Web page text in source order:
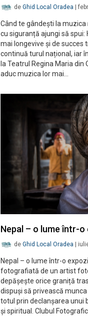
de Ghid Local Oradea
Când te gândești la
cu siguranță ajungi să
mai longevive și de succes
continuă turul național, iar
la Teatrul Regina Maria din
aduc muzica lor mai…
Nepal – o lume într-o
de Ghid Local Oradea
Nepal – o lume într-o
fotografiată de un artist
depășește orice graniță
dispuși să privească
totul prin declanșarea unui
și spiritual. Clubul